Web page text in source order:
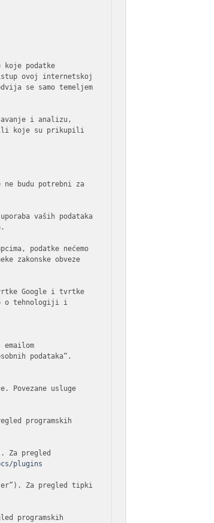
podatke
ovoj internetskoj
se samo temeljem
i analizu,
ili koje su prikupili
budu potrebni za
vaših podataka
podatke nećemo
zakonske obveze
Google i tvrtke
o tehnologiji i
podataka“.
Povezane usluge
programskih
Za pregled
plugins
Za pregled tipki
programskih